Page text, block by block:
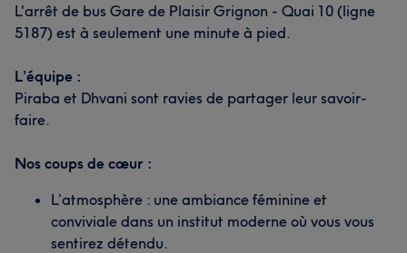
L'arrêt de bus Gare de Plaisir Grignon - Quai 10 (ligne
5187) est à seulement une minute à pied.
L’équipe :
Piraba et Dhvani sont ravies de partager leur savoir-
faire.
Nos coups de cœur :
L’atmosphère : une ambiance féminine et
conviviale dans un institut moderne où vous vous
sentirez détendu.